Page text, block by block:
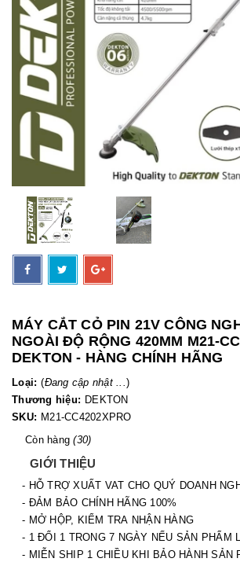
MÁY CẮT CỎ PIN 21V CÔNG
NGOÀI ĐỘ RỘNG 420MM M21-
DEKTON - HÀNG CHÍNH HÃNG
Loại: (Đang cập nhật ...)
Thương hiệu: DEKTON
SKU: M21-CC4202XPRO
Còn hàng(30)
GIỚI THIỆU
- HỖ TRỢ XUẤT VAT CHO QUÝ DOANH
- ĐẢM BẢO CHÍNH HÃNG 100%
- MỞ HỘP, KIỂM TRA NHẬN HÀNG
- 1 ĐỔI 1 TRONG 7 NGÀY NẾU SẢN PHẨM
- MIỄN SHIP 1 CHIỀU KHI BẢO HÀNH SẢN